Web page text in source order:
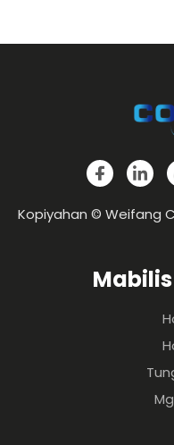
Kopiyahan © Weifang